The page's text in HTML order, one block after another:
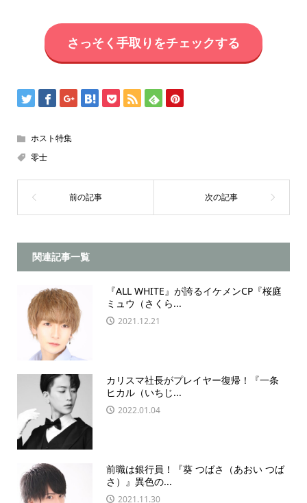
さっそく手取りをチェックする
ホスト特集
零士
関連記事一覧
『ALL WHITE』が誇るイケメンCP『桜庭
ミュウ（さくら...
2021.12.21
カリスマ社長がプレイヤー復帰！『一条
ヒカル（いちじ...
2022.01.04
前職は銀行員！『葵 つばさ（あおい つば
さ）』異色の...
2021.11.30